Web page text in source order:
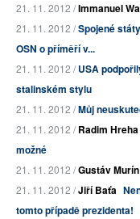
21. 11. 2012 /Immanuel
21. 11. 2012 /Spojené
OSN o příměří v...
21. 11. 2012 /USA
stalinském stylu
21. 11. 2012 /Můj
21. 11. 2012 /Radim Hreha
možné
21. 11. 2012 /Gustáv Murín
21. 11. 2012 /Jiří Baťa
tomto případě prezidenta!